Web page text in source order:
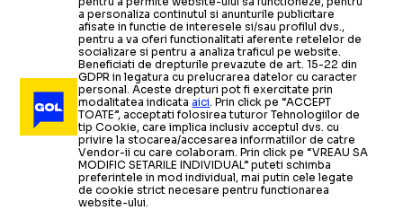
a personaliza continutul si anunturile publicitare
afisate in functie de interesele si/sau profilul dvs.,
pentru a va oferi functionalitati aferente retelelor de
socializare si pentru a analiza traficul pe website.
Beneficiati de drepturile prevazute de art. 15-22 din
GDPR in legatura cu prelucrarea datelor cu caracter
personal. Aceste drepturi pot fi exercitate prin
modalitatea indicataaici. Prin click pe “ACCEPT
TOATE”, acceptati folosirea tuturor Tehnologiilor de
tip Cookie, care implica inclusiv acceptul dvs. cu
privire la stocarea/accesarea informatiilor de catre
Vendor-ii cu care colaboram. Prin click pe “VREAU SA
MODIFIC SETARILE INDIVIDUAL” puteti schimba
preferintele in mod individual, mai putin cele legate
de cookie strict necesare pentru functionarea
website-ului.